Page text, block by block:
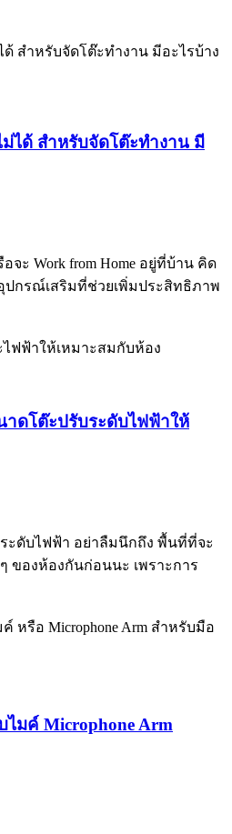
ได้ สำหรับจัดโต๊ะทำงาน มี
ะ Work from Home อยู่ที่บ้าน คิด
ปกรณ์เสริมที่ช่วยเพิ่มประสิทธิภาพ
าดโต๊ะปรับระดับไฟฟ้าให้
ะดับไฟฟ้า อย่าลืมนึกถึง พื้นที่ที่จะ
ของห้องกันก่อนนะ เพราะการ
มค์ Microphone Arm